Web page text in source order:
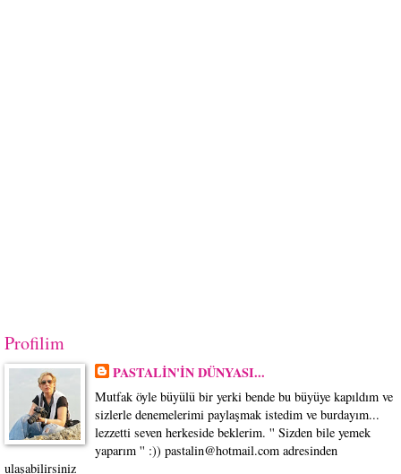
Profilim
PASTALİN'İN DÜNYASI...
Mutfak öyle büyülü bir yerki bende bu büyüye kapıldım ve
sizlerle denemelerimi paylaşmak istedim ve burdayım...
lezzetti seven herkeside beklerim. '' Sizden bile yemek
yaparım '' :)) pastalin@hotmail.com adresinden
ulaşabilirsiniz